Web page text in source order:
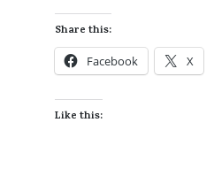
Share this:
Facebook X
Like this: